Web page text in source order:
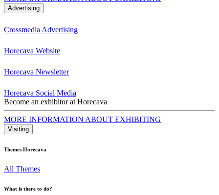
Advertising
Crossmedia Advertising
Horecava Website
Horecava Newsletter
Horecava Social Media
Become an exhibitor at Horecava
MORE INFORMATION ABOUT EXHIBITING
Visiting
Themes Horecava
All Themes
What is there to do?